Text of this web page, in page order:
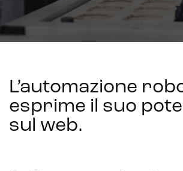
L’automazione
esprime il suo
sul web.